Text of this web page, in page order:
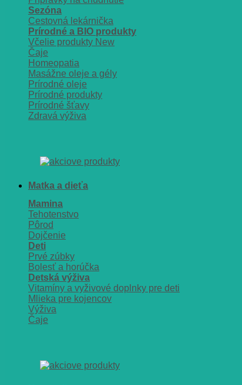
Sezóna
Cestovná lekárnička
Prírodné a BIO produkty
Včelie produkty
Čaje
Homeopatia
Masážne oleje a gély
Prírodné oleje
Prírodné produkty
Prírodné šťavy
Zdravá výživa
Matka a dieťa
Mamina
Tehotenstvo
Pôrod
Dojčenie
Deti
Prvé zúbky
Bolesť a horúčka
Detská výživa
Vitamíny a vyživové doplnky pre deti
Mlieka pre kojencov
Výživa
Čaje